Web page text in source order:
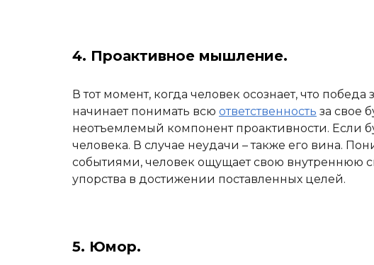
4. Проактивное мышление.
В тот момент, когда человек осознает, что победа
начинает понимать всю ответственность за свое
неотъемлемый компонент проактивности. Если
человека. В случае неудачи – также его вина.
событиями, человек ощущает свою внутреннюю
упорства в достижении поставленных целей.
5. Юмор.